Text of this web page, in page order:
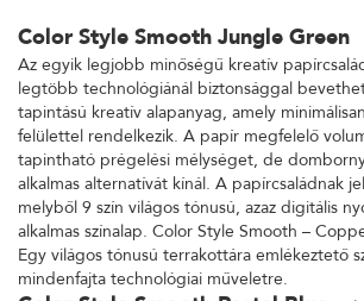
Color Style Smooth Jungle Green
Az egyik legjobb minőségű kreatív
legtöbb technológiánál biztonsággal
tapintású kreatív alapanyag, amely
felülettel rendelkezik. A papír megfelelő
tapintható prégelési mélységet, de
alkalmas alternatívát kínál. A papírcsaládnak
melyből 9 szín világos tónusú, azaz digitális
alkalmas színalap. Color Style Smooth –
Egy világos tónusú terrakottára emlékeztető
mindenfajta technológiai műveletre.